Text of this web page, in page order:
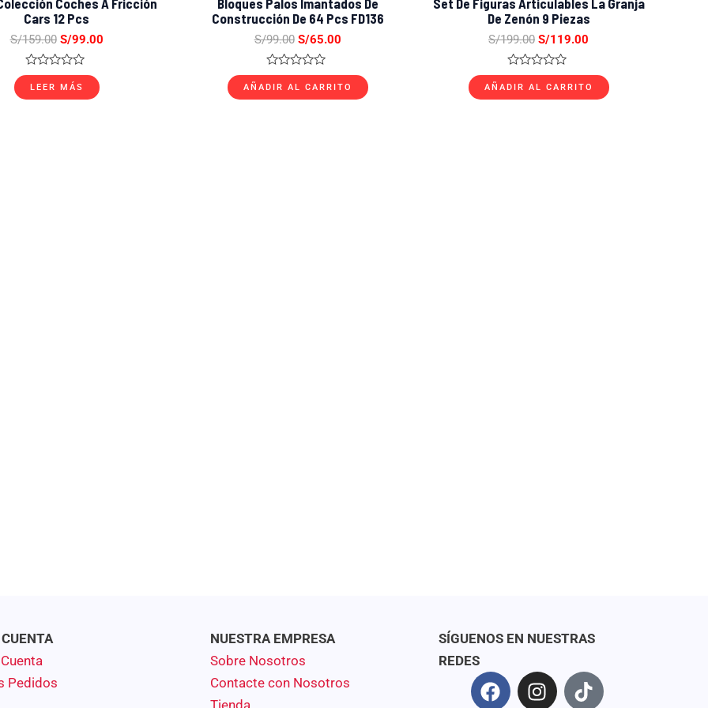
Cars 12 Pcs
S/159.00 S/99.00
Valorado
con
0
LEER MÁS
Construcción De 64 Pcs FD136
S/99.00 S/65.00
Valorado
con
0
AÑADIR AL CARRITO
De Zenón 9 Piezas
S/199.00 S/119.00
Valorado
con
0
AÑADIR AL CARRITO
Pedidos
NUESTRA EMPRESA
Sobre Nosotros
Contacte con Nosotros
SÍGUENOS EN NUESTRAS
REDES
F
a
I
n
T
i